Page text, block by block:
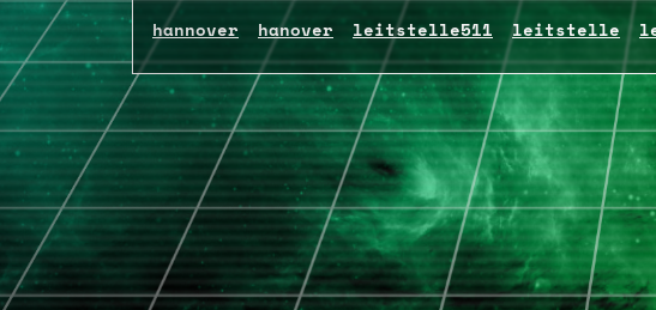
hannover hanover leitstelle511 leitstelle